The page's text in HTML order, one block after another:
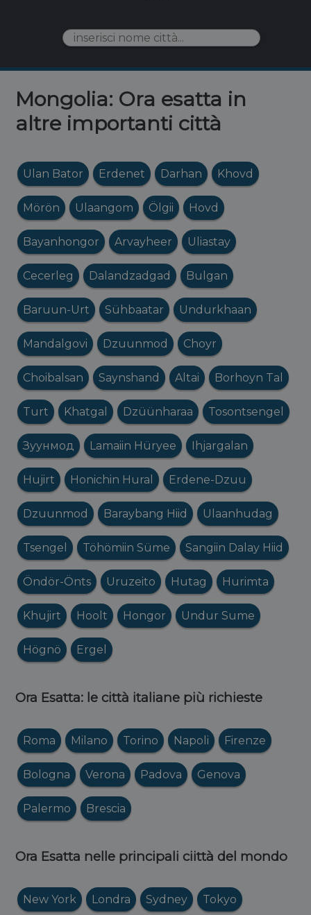
Mongolia: Ora esatta in
altre importanti città
Ulan Bator Erdenet Darhan Khovd
Mörön Ulaangom Ölgii Hovd
Bayanhongor Arvayheer Uliastay
Cecerleg Dalandzadgad Bulgan
Baruun-Urt Sühbaatar Undurkhaan
Mandalgovi Dzuunmod Choyr
Choibalsan Saynshand Altai Borhoyn Tal
Turt Khatgal Dzüünharaa Tosontsengel
Зуунмод Lamaiin Hüryee Ihjargalan
Hujirt Honichin Hural Erdene-Dzuu
Dzuunmod Baraybang Hiid Ulaanhudag
Tsengel Töhömiin Süme Sangiin Dalay Hiid
Öndör-Önts Uruzeito Hutag Hurimta
Khujirt Hoolt Hongor Undur Sume
Högnö Ergel
Ora Esatta: le città italiane più richieste
Roma Milano Torino Napoli Firenze
Bologna Verona Padova Genova
Palermo Brescia
Ora Esatta nelle principali ciittà del mondo
New York Londra Sydney Tokyo